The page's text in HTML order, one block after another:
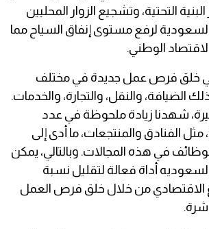
التحتية، وتشجيع الزوار المحليين
لرفع مستوى إنفاق السياح مما
الوطني.
خلق فرص عمل جديدة في مختلف
الضيافة، والنقل، والتجارة، والخدمات.
شهدنا زيادة ملحوظة في عدد
الفنادق والمنتجعات، ما أدى إلى
في هذه المجالات. وبالتالي، يمكن
أداة فعالة لتقليل نسبة
الاقتصادي من خلال خلق فرص العمل